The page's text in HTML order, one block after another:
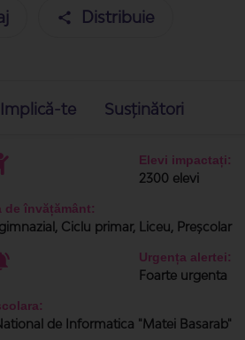
Distribuie
Implică-te Susținători
Elevi impactați:
2300 elevi
de învățământ:
Ciclu primar, Liceu, Preșcolar
Urgența alertei:
Foarte urgenta
de Informatica "Matei Basarab"